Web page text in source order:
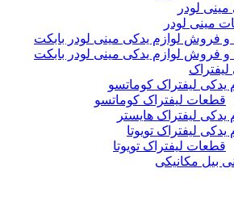
یدکی مینی لودر بابکت
یدکی مینی لودر بابکت
کوماتسو
کوماتسو
هایستر
تویوتا
تویوتا